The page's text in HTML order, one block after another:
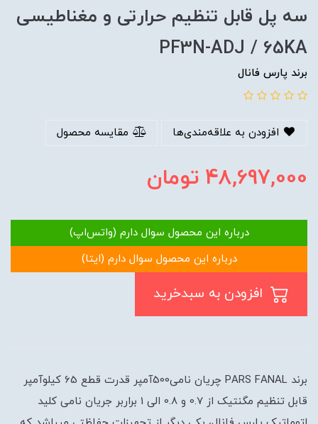
سه پل قابل تنظیم حرارتی و مغناطیسی
PF3N-ADJ / 65KA
برند پارس فانال
افزودن به علاقه‌مندی‌ها مقایسه محصول
48,697,000تومان
درباره این محصول سوال دارم (واتس‌اپ)
درباره این محصول سوال دارم (ایتا)
برند PARS FANAL چریان نامی500آمپر قدرت قطع 65 کیلوآمپر
قابل تنظیم مگنتیک از 0.7 و 0.8 الی 1 براربر جریان نامی کلید